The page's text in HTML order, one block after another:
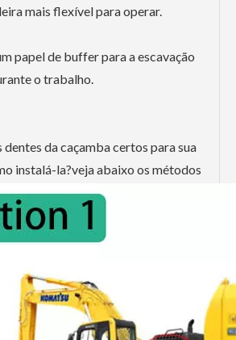
mais flexível para operar.
papel de buffer para a escavação
o trabalho.
da caçamba certos para sua
instalá-la?veja abaixo os métodos